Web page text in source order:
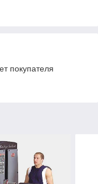
покупателя